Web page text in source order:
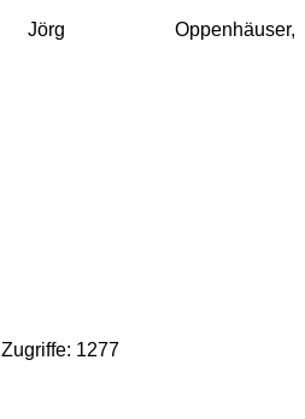
Jörg Oppenhäuser,
Zugriffe: 1277